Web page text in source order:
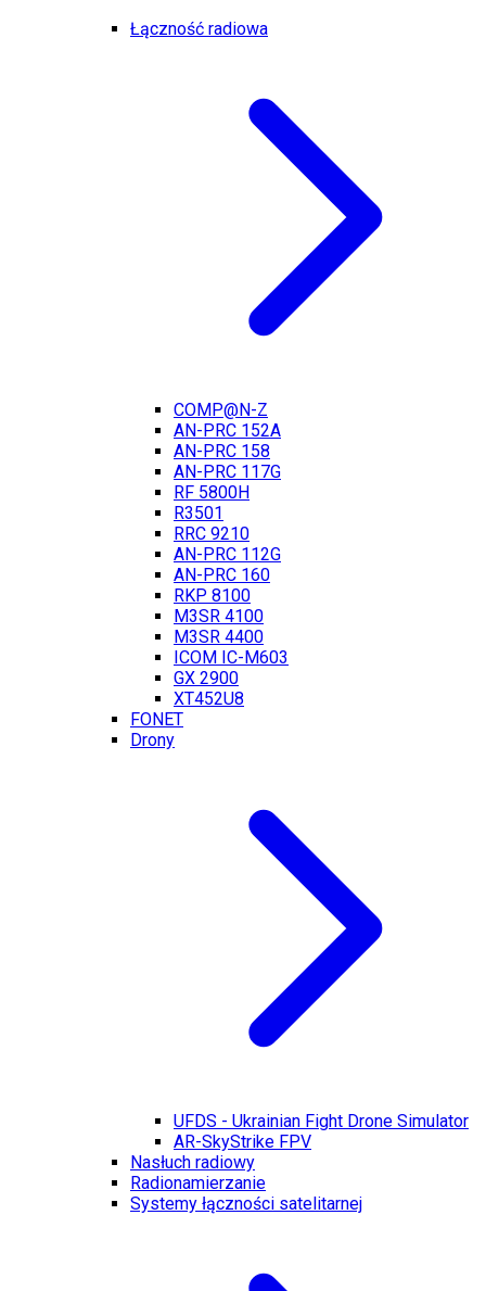
Łączność radiowa
COMP@N-Z
AN-PRC 152A
AN-PRC 158
AN-PRC 117G
RF 5800H
R3501
RRC 9210
AN-PRC 112G
AN-PRC 160
RKP 8100
M3SR 4100
M3SR 4400
ICOM IC-M603
GX 2900
XT452U8
FONET
Drony
UFDS - Ukrainian Fight Drone Simulator
AR-SkyStrike FPV
Nasłuch radiowy
Radionamierzanie
Systemy łączności satelitarnej